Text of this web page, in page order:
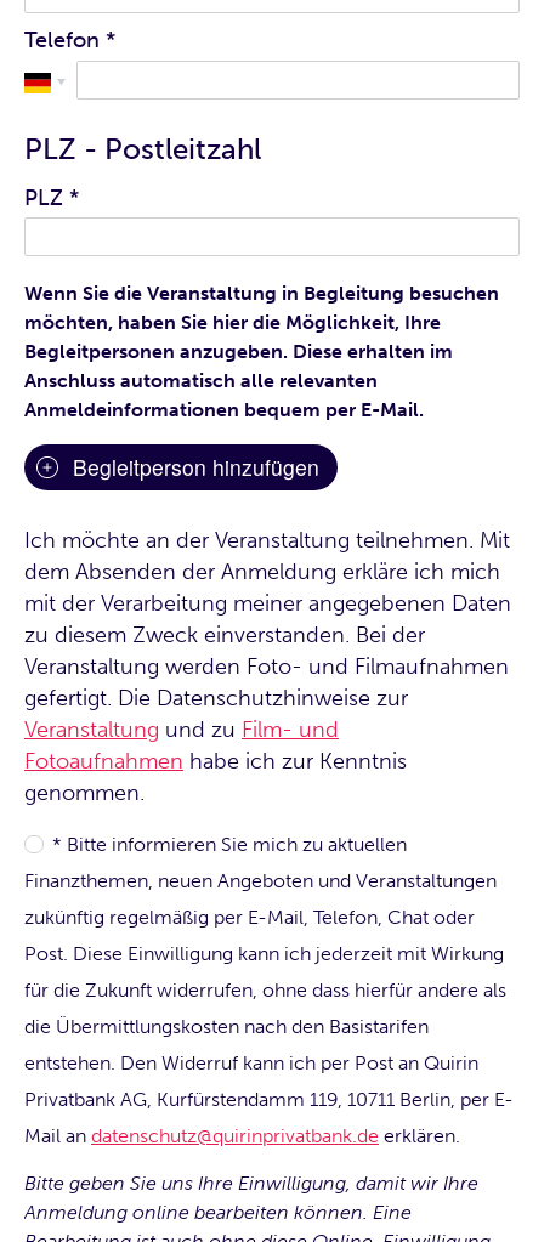
Telefon *
PLZ - Postleitzahl
PLZ *
Wenn Sie die Veranstaltung in Begleitung besuchen
möchten, haben Sie hier die Möglichkeit, Ihre
Begleitpersonen anzugeben. Diese erhalten im
Anschluss automatisch alle relevanten
Anmeldeinformationen bequem per E-Mail.
Begleitperson hinzufügen
Ich möchte an der Veranstaltung teilnehmen. Mit
dem Absenden der Anmeldung erkläre ich mich
mit der Verarbeitung meiner angegebenen Daten
zu diesem Zweck einverstanden. Bei der
Veranstaltung werden Foto- und Filmaufnahmen
gefertigt. Die Datenschutzhinweise zur
Veranstaltung und zu Film- und
Fotoaufnahmen habe ich zur Kenntnis
genommen.
* Bitte informieren Sie mich zu aktuellen
Finanzthemen, neuen Angeboten und Veranstaltungen
zukünftig regelmäßig per E-Mail, Telefon, Chat oder
Post. Diese Einwilligung kann ich jederzeit mit Wirkung
für die Zukunft widerrufen, ohne dass hierfür andere als
die Übermittlungskosten nach den Basistarifen
entstehen. Den Widerruf kann ich per Post an Quirin
Privatbank AG, Kurfürstendamm 119, 10711 Berlin, per E-
Mail an datenschutz@quirinprivatbank.de erklären.
Bitte geben Sie uns Ihre Einwilligung, damit wir Ihre
Anmeldung online bearbeiten können. Eine